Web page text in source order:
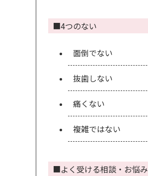
■4つのない
面倒でない
抜歯しない
痛くない
複雑ではない
■よく受ける相談・お悩み